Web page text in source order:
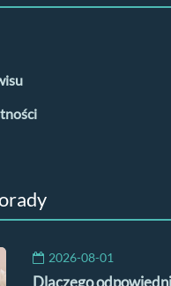
2026-08-01